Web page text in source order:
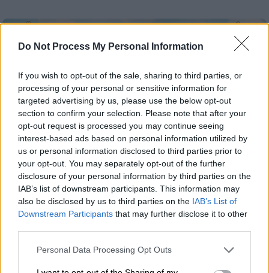
Do Not Process My Personal Information
If you wish to opt-out of the sale, sharing to third parties, or
processing of your personal or sensitive information for
targeted advertising by us, please use the below opt-out
section to confirm your selection. Please note that after your
opt-out request is processed you may continue seeing
interest-based ads based on personal information utilized by
us or personal information disclosed to third parties prior to
your opt-out. You may separately opt-out of the further
disclosure of your personal information by third parties on the
IAB’s list of downstream participants. This information may
also be disclosed by us to third parties on the IAB’s List of
Downstream Participants that may further disclose it to other
Please note that this website/app uses one or more Google
Personal Data Processing Opt Outs
Φιλοζωία|14.12.2024 07:49
Σήμερα στο Ηράκλειο Αττικής αλλάζουν
ζωές: Ημέρα Υιοθεσίας αδέσποτων
ζώων από το σωματείο «Επαφή»